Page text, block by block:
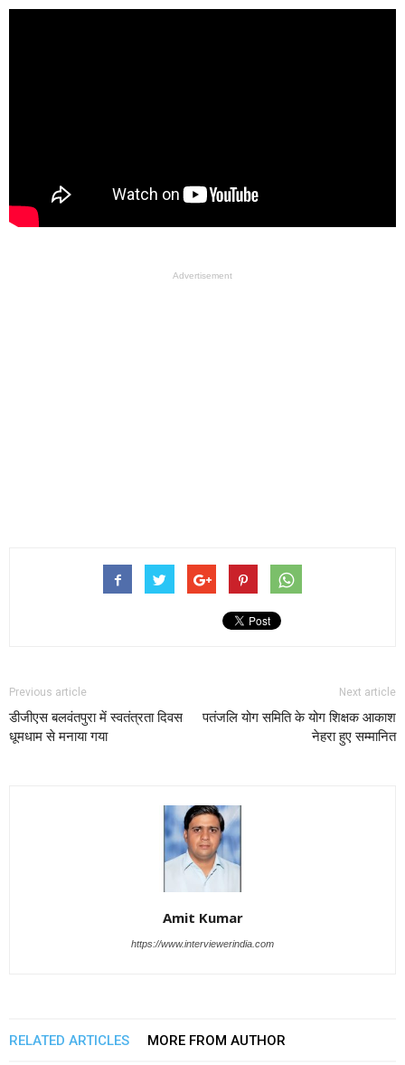
Advertisement
Previous article
डी‌‌जीएस बलवंतपुरा में स्वतंत्रता दिवस
धूमधाम से मनाया गया
Next article
पतंजलि योग समिति के योग शिक्षक आकाश
नेहरा हुए सम्मानित
Amit Kumar
https://www.interviewerindia.com
RELATED ARTICLES MORE FROM AUTHOR